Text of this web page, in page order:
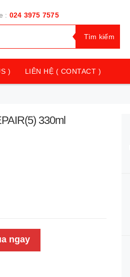
: 024 3975 7575
Tìm kiếm
) LIÊN HỆ ( CONTACT )
330ml
ngay